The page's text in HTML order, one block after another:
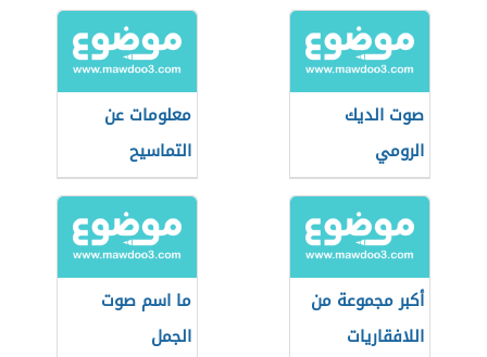
صوت الديك
الرومي
معلومات عن
التماسيح
أكبر مجموعة من
اللافقاريات
ما اسم صوت
الجمل